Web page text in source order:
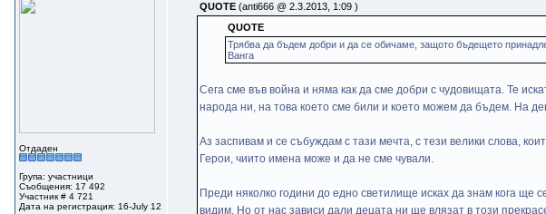
Отдаден
Група: участници
Съобщения: 17 492
Участник # 4 721
Дата на регистрация: 16-July 12
QUOTE (anti666 @ 2.3.2013, 1:09 )
QUOTE
Трябва да бъдем добри и да се обичаме, защото бъдещето
Ванга
Сега сме във война и няма как да сме добри с чудовищата. Те
народа ни, на това което сме били и което можем да бъдем. На
Аз заспивам и се събуждам с тази мечта, с тези велики слова,
Герои, чиито имена може и да не сме чували.
Преди няколко години до едно светилище исках да знам кога ще
видим. Но от нас зависи дали децата ни ще влязат в този